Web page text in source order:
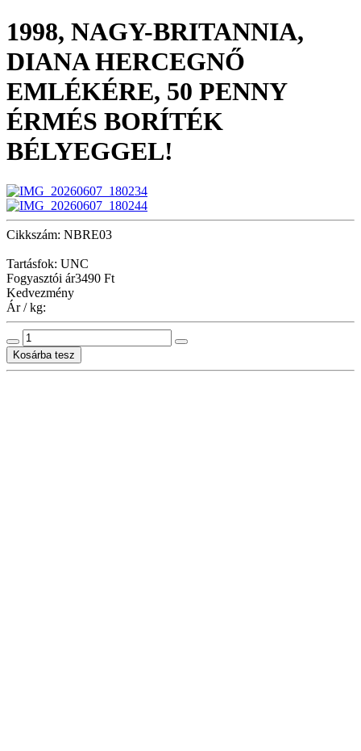
1998, NAGY-BRITANNIA,
DIANA HERCEGNŐ
EMLÉKÉRE, 50 PENNY
ÉRMÉS BORÍTÉK
BÉLYEGGEL!
Cikkszám: NBRE03
Tartásfok: UNC
Fogyasztói ár3490 Ft
Kedvezmény
Ár / kg: